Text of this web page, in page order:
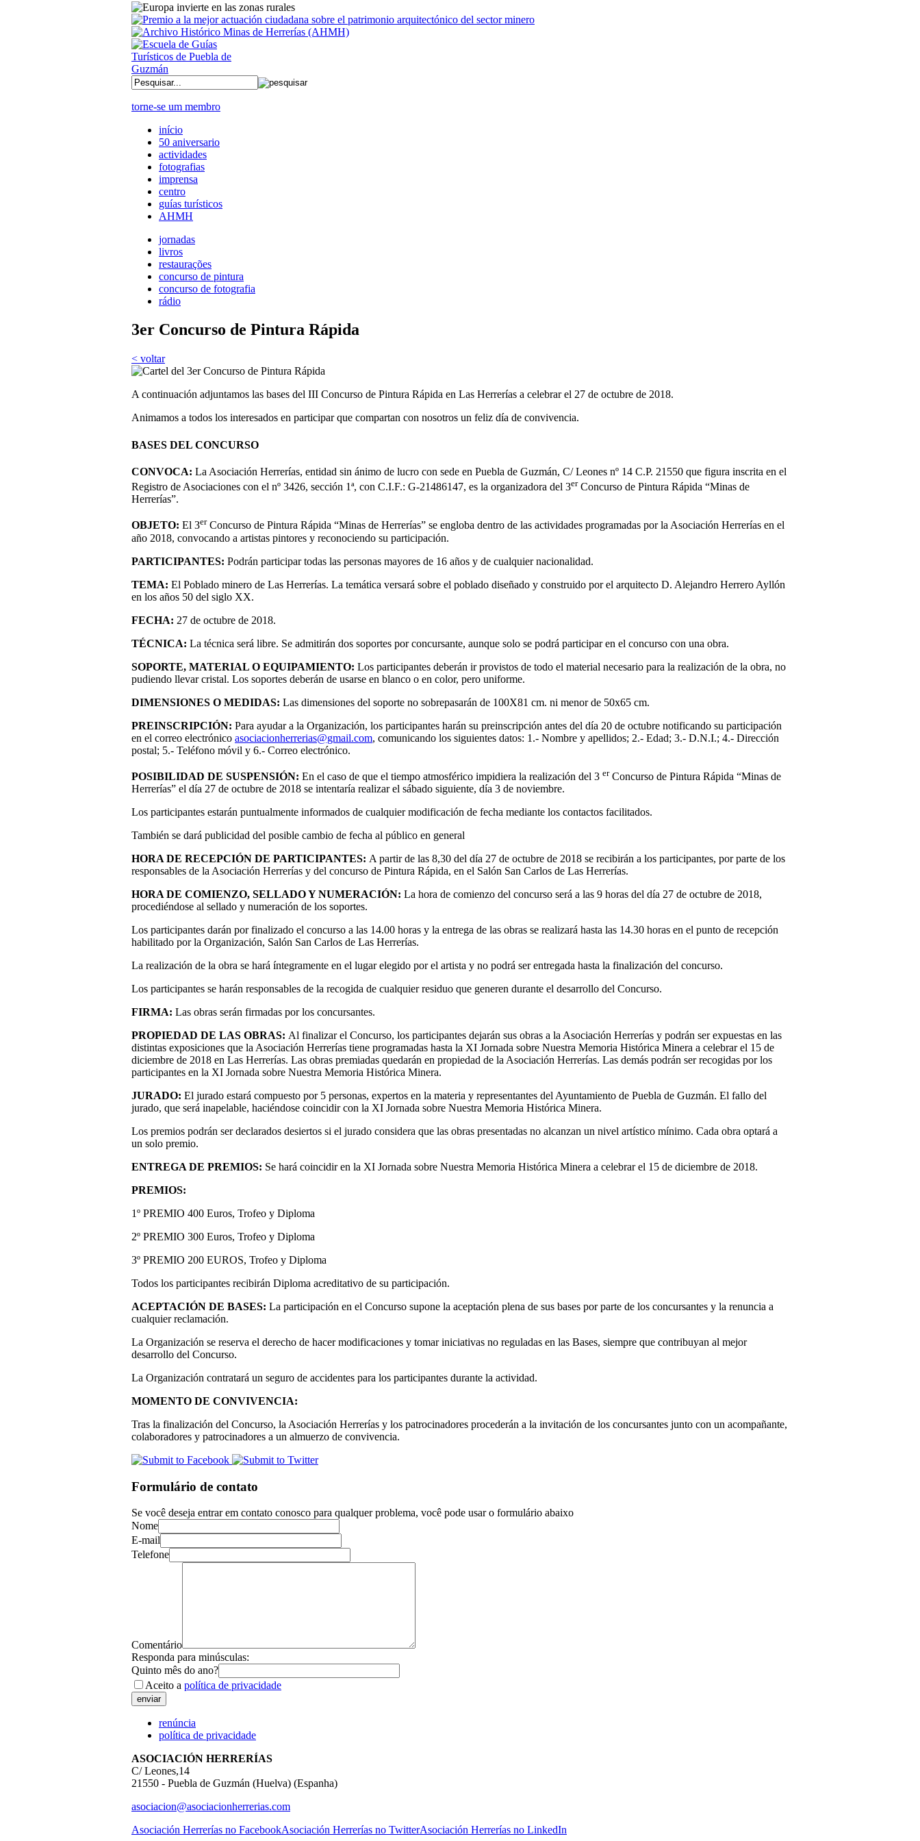
torne-se um membro
início
50 aniversario
actividades
fotografias
imprensa
centro
guías turísticos
AHMH
jornadas
livros
restaurações
concurso de pintura
concurso de fotografia
rádio
3er Concurso de Pintura Rápida
< voltar
A continuación adjuntamos las bases del III Concurso de Pintura Rápida en Las Herrerías a celebrar el 27 de octubre de 2018.
Animamos a todos los interesados en participar que compartan con nosotros un feliz día de convivencia.
BASES DEL CONCURSO
CONVOCA: La Asociación Herrerías, entidad sin ánimo de lucro con sede en Puebla de Guzmán, C/ Leones nº 14 C.P. 21550 que figura inscrita en el
Registro de Asociaciones con el nº 3426, sección 1ª, con C.I.F.: G-21486147, es la organizadora del 3erConcurso de Pintura Rápida “Minas de
Herrerías”.
OBJETO: El 3erConcurso de Pintura Rápida “Minas de Herrerías” se engloba dentro de las actividades programadas por la Asociación Herrerías en el
año 2018, convocando a artistas pintores y reconociendo su participación.
PARTICIPANTES: Podrán participar todas las personas mayores de 16 años y de cualquier nacionalidad.
TEMA: El Poblado minero de Las Herrerías. La temática versará sobre el poblado diseñado y construido por el arquitecto D. Alejandro Herrero Ayllón
en los años 50 del siglo XX.
FECHA: 27 de octubre de 2018.
TÉCNICA: La técnica será libre. Se admitirán dos soportes por concursante, aunque solo se podrá participar en el concurso con una obra.
SOPORTE, MATERIAL O EQUIPAMIENTO: Los participantes deberán ir provistos de todo el material necesario para la realización de la obra, no
pudiendo llevar cristal. Los soportes deberán de usarse en blanco o en color, pero uniforme.
DIMENSIONES O MEDIDAS: Las dimensiones del soporte no sobrepasarán de 100X81 cm. ni menor de 50x65 cm.
PREINSCRIPCIÓN: Para ayudar a la Organización, los participantes harán su preinscripción antes del día 20 de octubre notificando su participación
en el correo electrónico asociacionherrerias@gmail.com, comunicando los siguientes datos: 1.- Nombre y apellidos; 2.- Edad; 3.- D.N.I.; 4.- Dirección
postal; 5.- Teléfono móvil y 6.- Correo electrónico.
POSIBILIDAD DE SUSPENSIÓN: En el caso de que el tiempo atmosférico impidiera la realización del 3 erConcurso de Pintura Rápida “Minas de
Herrerías” el día 27 de octubre de 2018 se intentaría realizar el sábado siguiente, día 3 de noviembre.
Los participantes estarán puntualmente informados de cualquier modificación de fecha mediante los contactos facilitados.
También se dará publicidad del posible cambio de fecha al público en general
HORA DE RECEPCIÓN DE PARTICIPANTES: A partir de las 8,30 del día 27 de octubre de 2018 se recibirán a los participantes, por parte de los
responsables de la Asociación Herrerías y del concurso de Pintura Rápida, en el Salón San Carlos de Las Herrerías.
HORA DE COMIENZO, SELLADO Y NUMERACIÓN: La hora de comienzo del concurso será a las 9 horas del día 27 de octubre de 2018,
procediéndose al sellado y numeración de los soportes.
Los participantes darán por finalizado el concurso a las 14.00 horas y la entrega de las obras se realizará hasta las 14.30 horas en el punto de recepción
habilitado por la Organización, Salón San Carlos de Las Herrerías.
La realización de la obra se hará íntegramente en el lugar elegido por el artista y no podrá ser entregada hasta la finalización del concurso.
Los participantes se harán responsables de la recogida de cualquier residuo que generen durante el desarrollo del Concurso.
FIRMA: Las obras serán firmadas por los concursantes.
PROPIEDAD DE LAS OBRAS: Al finalizar el Concurso, los participantes dejarán sus obras a la Asociación Herrerías y podrán ser expuestas en las
distintas exposiciones que la Asociación Herrerías tiene programadas hasta la XI Jornada sobre Nuestra Memoria Histórica Minera a celebrar el 15 de
diciembre de 2018 en Las Herrerías. Las obras premiadas quedarán en propiedad de la Asociación Herrerías. Las demás podrán ser recogidas por los
participantes en la XI Jornada sobre Nuestra Memoria Histórica Minera.
JURADO: El jurado estará compuesto por 5 personas, expertos en la materia y representantes del Ayuntamiento de Puebla de Guzmán. El fallo del
jurado, que será inapelable, haciéndose coincidir con la XI Jornada sobre Nuestra Memoria Histórica Minera.
Los premios podrán ser declarados desiertos si el jurado considera que las obras presentadas no alcanzan un nivel artístico mínimo. Cada obra optará a
un solo premio.
ENTREGA DE PREMIOS: Se hará coincidir en la XI Jornada sobre Nuestra Memoria Histórica Minera a celebrar el 15 de diciembre de 2018.
PREMIOS:
1º PREMIO 400 Euros, Trofeo y Diploma
2º PREMIO 300 Euros, Trofeo y Diploma
3º PREMIO 200 EUROS, Trofeo y Diploma
Todos los participantes recibirán Diploma acreditativo de su participación.
ACEPTACIÓN DE BASES: La participación en el Concurso supone la aceptación plena de sus bases por parte de los concursantes y la renuncia a
cualquier reclamación.
La Organización se reserva el derecho de hacer modificaciones y tomar iniciativas no reguladas en las Bases, siempre que contribuyan al mejor
desarrollo del Concurso.
La Organización contratará un seguro de accidentes para los participantes durante la actividad.
MOMENTO DE CONVIVENCIA:
Tras la finalización del Concurso, la Asociación Herrerías y los patrocinadores procederán a la invitación de los concursantes junto con un acompañante,
colaboradores y patrocinadores a un almuerzo de convivencia.
Formulário de contato
Se você deseja entrar em contato conosco para qualquer problema, você pode usar o formulário abaixo
Nome
E-mail
Telefone
Comentário
Responda para minúsculas:
Quinto mês do ano?
Aceito a política de privacidade
renúncia
política de privacidade
ASOCIACIÓN HERRERÍAS
C/ Leones,14
21550 - Puebla de Guzmán (Huelva) (Espanha)
asociacion@asociacionherrerias.com
Asociación Herrerías no FacebookAsociación Herrerías no TwitterAsociación Herrerías no LinkedIn